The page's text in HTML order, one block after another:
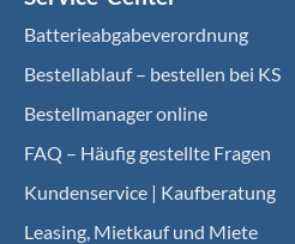
Batterieabgabeverordnung
Bestellablauf – bestellen bei KS
Bestellmanager online
FAQ – Häufig gestellte Fragen
Kundenservice | Kaufberatung
Leasing, Mietkauf und Miete